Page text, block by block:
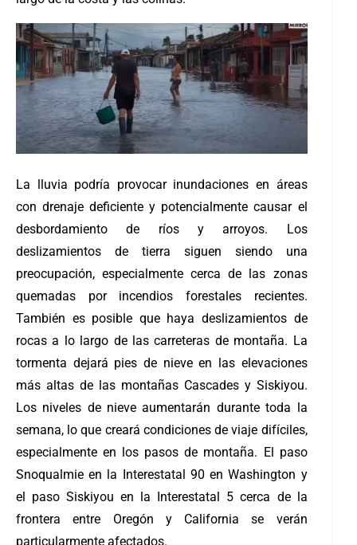
La lluvia podría provocar inundaciones en áreas
con drenaje deficiente y potencialmente causar el
desbordamiento de ríos y arroyos. Los
deslizamientos de tierra siguen siendo una
preocupación, especialmente cerca de las zonas
quemadas por incendios forestales recientes.
También es posible que haya deslizamientos de
rocas a lo largo de las carreteras de montaña. La
tormenta dejará pies de nieve en las elevaciones
más altas de las montañas Cascades y Siskiyou.
Los niveles de nieve aumentarán durante toda la
semana, lo que creará condiciones de viaje difíciles,
especialmente en los pasos de montaña. El paso
Snoqualmie en la Interestatal 90 en Washington y
el paso Siskiyou en la Interestatal 5 cerca de la
frontera entre Oregón y California se verán
particularmente afectados.